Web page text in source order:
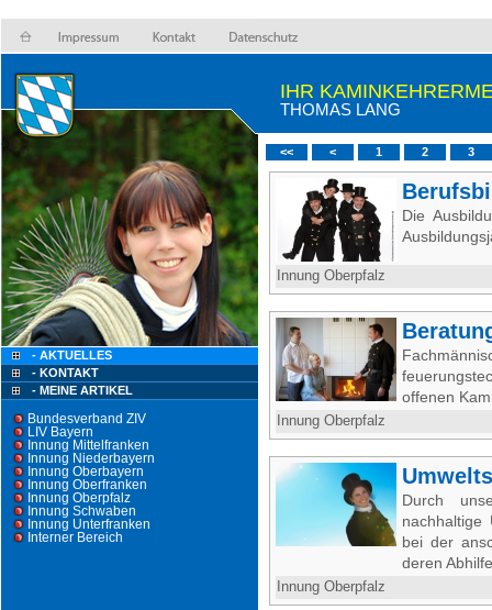
- AKTUELLES
- KONTAKT
- MEINE ARTIKEL
Bundesverband ZIV
LIV Bayern
Innung Mittelfranken
Innung Niederbayern
Innung Oberbayern
Innung Oberfranken
Innung Oberpfalz
Innung Schwaben
Innung Unterfranken
Interner Bereich
IHR
THOMAS LANG
<< < 1 2 3
Die
Innung Oberpfalz
offenen
Innung Oberpfalz
Durch
nachhaltige
bei der
deren
Innung Oberpfalz